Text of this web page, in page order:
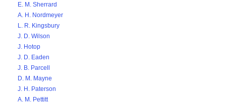
E. M. Sherrard
A. H. Nordmeyer
L. R. Kingsbury
J. D. Wilson
J. Hotop
J. D. Eaden
J. B. Parcell
D. M. Mayne
J. H. Paterson
A. M. Pettitt